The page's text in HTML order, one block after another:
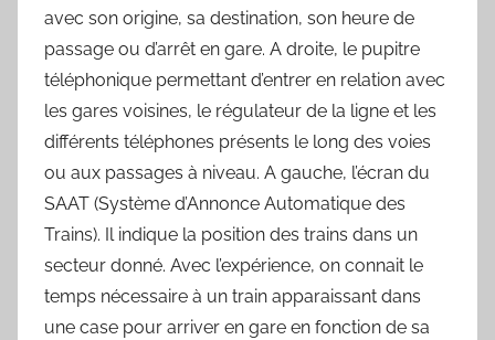
avec son origine, sa destination, son heure de
passage ou d’arrêt en gare. A droite, le pupitre
téléphonique permettant d’entrer en relation avec
les gares voisines, le régulateur de la ligne et les
différents téléphones présents le long des voies
ou aux passages à niveau. A gauche, l’écran du
SAAT (Système d’Annonce Automatique des
Trains). Il indique la position des trains dans un
secteur donné. Avec l’expérience, on connait le
temps nécessaire à un train apparaissant dans
une case pour arriver en gare en fonction de sa